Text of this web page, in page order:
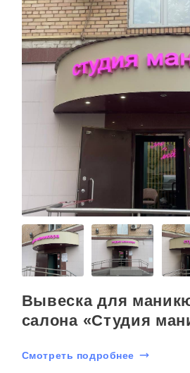
Вывеска для
салона «Студия
Смотреть подробнее